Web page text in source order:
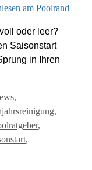
oder leer?
Saisonstart
in Ihren
,
,
,
,